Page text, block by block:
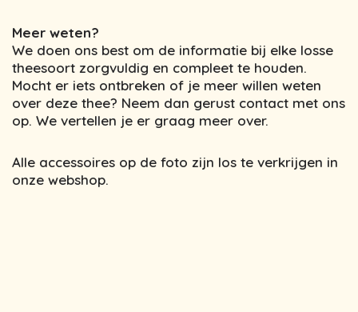
Meer weten?
We doen ons best om de informatie bij elke losse
theesoort zorgvuldig en compleet te houden.
Mocht er iets ontbreken of je meer willen weten
over deze thee? Neem dan gerust contact met ons
op. We vertellen je er graag meer over.
Alle accessoires op de foto zijn los te verkrijgen in
onze webshop.